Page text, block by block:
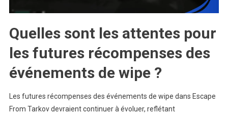
Quelles sont les attentes pour
les futures récompenses des
événements de wipe ?
Les futures récompenses des événements de wipe dans Escape
From Tarkov devraient continuer à évoluer, reflétant